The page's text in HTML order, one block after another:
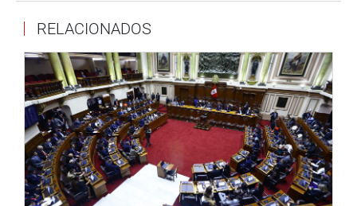
Así también la legisladora escuchó a los pobladores de
La Cría – pampa La Victoria en Pátapo quienes
expusieron su problemática relacionada a la paralización
de la construcción de pistas y la demora en la entrega de
la I.E. 10075 María Teresa Montalvo García.
“Como presidenta de la Comisión de Vivienda y
Construcción me comprometo a interceder ante las
autoridades respectivas para su apoyo”, fue el
compromiso de la legisladora.
RELACIONADOS